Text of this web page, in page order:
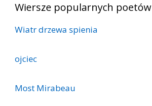
Wiersze popularnych poetów
Wiatr drzewa spienia
ojciec
Most Mirabeau